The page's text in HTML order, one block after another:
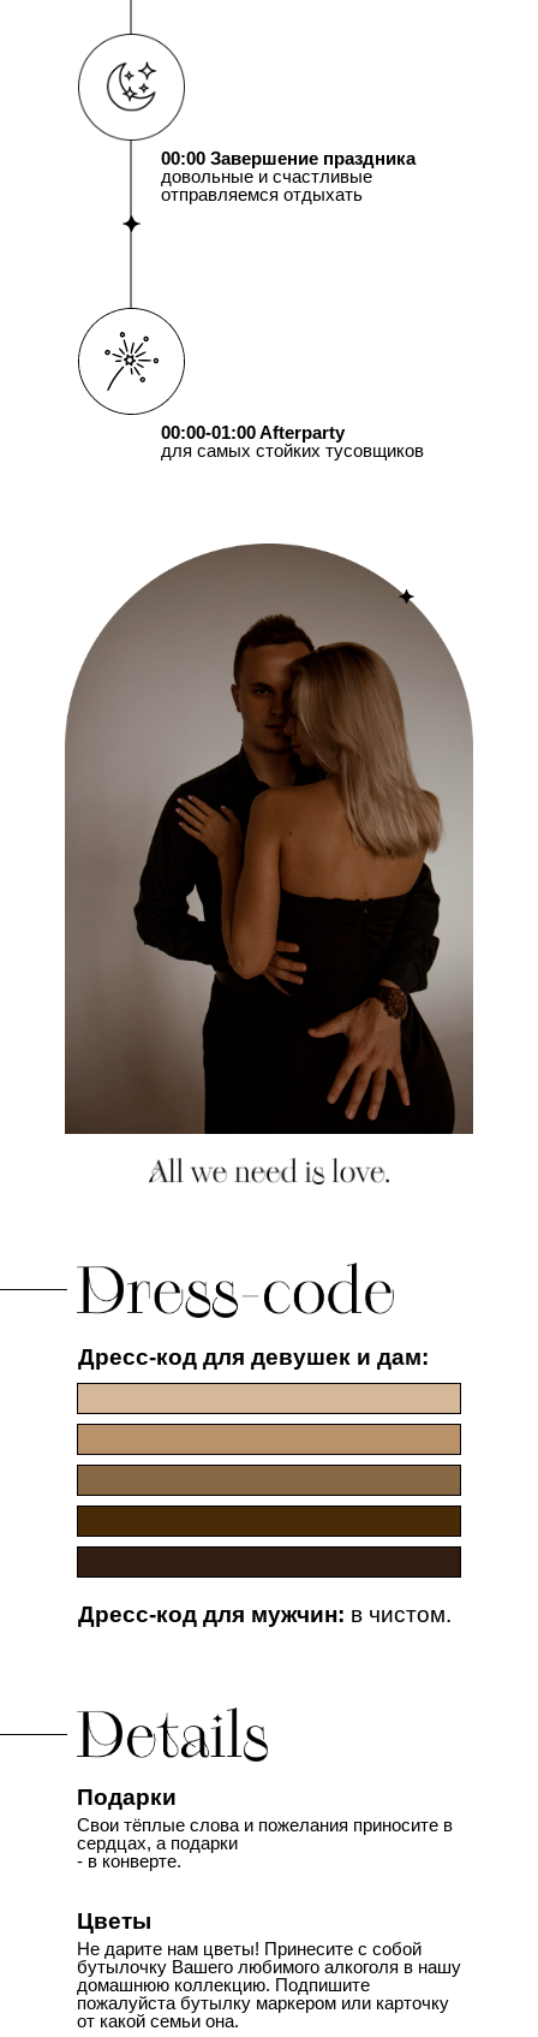
00:00 Завершение праздника
довольные и счастливые
отправляемся отдыхать
00:00-01:00 Afterparty
для самых стойких тусовщиков
Дресс-код для мужчин: в чистом.
Дресс-код для девушек и дам:
Подарки
Свои тёплые слова и пожелания приносите в
сердцах, а подарки
- в конверте.
Не дарите нам цветы! Принесите с собой
бутылочку Вашего любимого алкоголя в нашу
домашнюю коллекцию. Подпишите
пожалуйста бутылку маркером или карточку
от какой семьи она.
Цветы